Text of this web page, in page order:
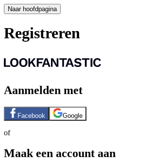
Naar hoofdpagina
Registreren
Aanmelden met
Facebook Google
of
Maak een account aan